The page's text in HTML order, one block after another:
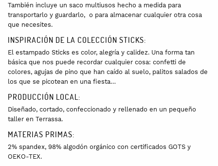
También incluye un saco multiusos hecho a medida para
transportarlo y guardarlo, o para almacenar cualquier otra cosa
que necesites.
INSPIRACIÓN DE LA COLECCIÓN STICKS:
El estampado Sticks es color, alegría y calidez. Una forma tan
básica que nos puede recordar cualquier cosa: confetti de
colores, agujas de pino que han caído al suelo, palitos salados de
los que se picotean en una fiesta…
PRODUCCIÓN LOCAL:
Diseñado, cortado, confeccionado y rellenado en un pequeño
taller en Terrassa.
MATERIAS PRIMAS:
2% spandex, 98% algodón orgánico con certificados GOTS y
OEKO-TEX.